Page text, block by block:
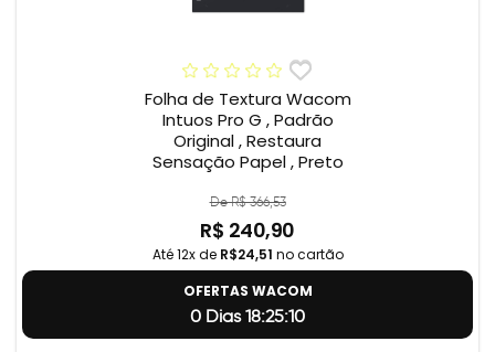
Folha de Textura Wacom
Intuos Pro G , Padrão
Original , Restaura
Sensação Papel , Preto
De R$ 366,53
R$ 240,90
Até 12x de R$24,51 no cartão
OFERTAS WACOM
0 Dias 18:25:9